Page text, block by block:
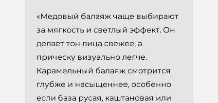
«Медовый балаяж чаще выбирают
за мягкость и светлый эффект. Он
делает тон лица свежее, а
прическу визуально легче.
Карамельный балаяж смотрится
глубже и насыщеннее, особенно
если база русая, каштановая или